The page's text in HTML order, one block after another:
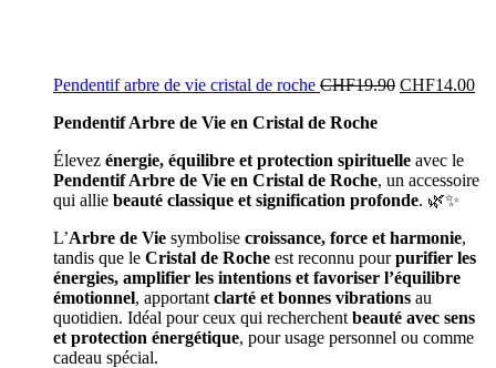
Pendentif arbre de vie cristal de roche CHF19.90 CHF14.00
Pendentif Arbre de Vie en Cristal de Roche
Élevez énergie, équilibre et protection spirituelle avec le
Pendentif Arbre de Vie en Cristal de Roche, un accessoire
qui allie beauté classique et signification profonde. 🌿✨
L’Arbre de Vie symbolise croissance, force et harmonie,
tandis que le Cristal de Roche est reconnu pourpurifier les
énergies, amplifier les intentions et favoriser l’équilibre
émotionnel, apportant clarté et bonnes vibrations au
quotidien. Idéal pour ceux qui recherchent beauté avec sens
et protection énergétique, pour usage personnel ou comme
cadeau spécial.